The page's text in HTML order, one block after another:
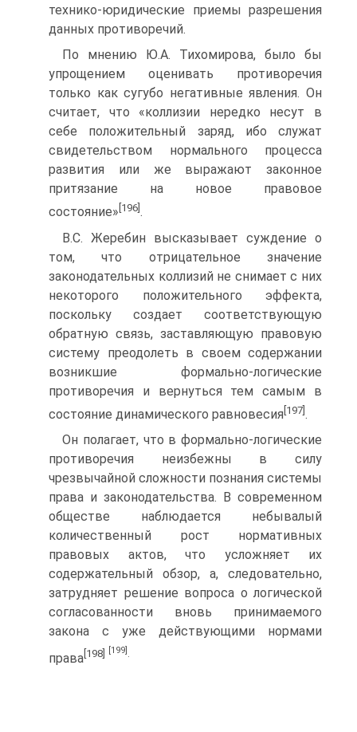
технико-юридические приемы разрешения
данных противоречий.
По мнению Ю.А. Тихомирова, было бы
упрощением оценивать противоречия
только как сугубо негативные явления. Он
считает, что «коллизии нередко несут в
себе положительный заряд, ибо служат
свидетельством нормального процесса
развития или же выражают законное
притязание на новое правовое
состояние» [196] .
B.C. Жеребин высказывает суждение о
том, что отрицательное значение
законодательных коллизий не снимает с них
некоторого положительного эффекта,
поскольку создает соответствующую
обратную связь, заставляющую правовую
систему преодолеть в своем содержании
возникшие формально-логические
противоречия и вернуться тем самым в
состояние динамического равновесия [197].
Он полагает, что в формально-логические
противоречия неизбежны в силу
чрезвычайной сложности познания системы
права и законодательства. В современном
обществе наблюдается небывалый
количественный рост нормативных
правовых актов, что усложняет их
содержательный обзор, а, следовательно,
затрудняет решение вопроса о логической
согласованности вновь принимаемого
закона с уже действующими нормами
права [198] [199] .